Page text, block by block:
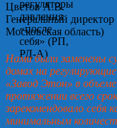
Цветов А.В.
Генеральный
Московская область)
Нами были заменены
домах на
«Завод Этон» в
протяжении всего
зарекомендовало себя
минимальным